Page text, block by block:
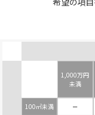
1,000万円
未満
100㎡未満 －